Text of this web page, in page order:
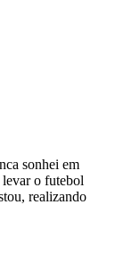
sonhei em
levar o futebol
realizando